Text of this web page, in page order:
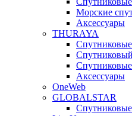
Морские
Аксессуары
THURAYA
Аксессуары
OneWeb
GLOBALSTAR